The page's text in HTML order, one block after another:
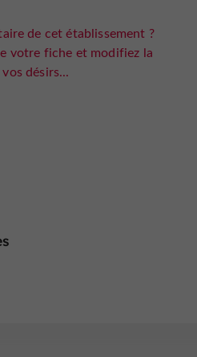
de cet établissement ?
votre fiche et modifiez la
désirs...